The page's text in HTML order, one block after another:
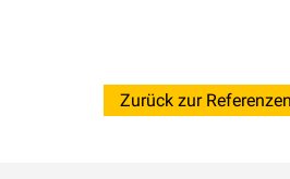
Zurück zur